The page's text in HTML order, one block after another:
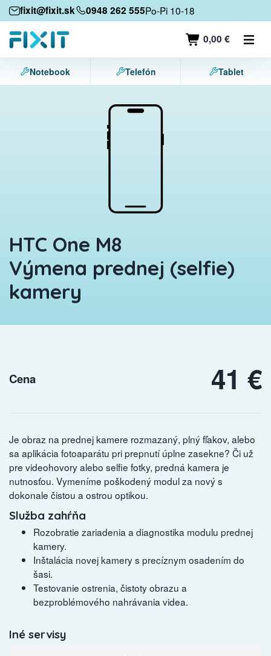
fixit@fixit.sk 0948 262 555Po-Pi 10-18
0,00 €
Mobilné zariadenia
Mobilné telefóny
Tablety
Notebook Telefón Tablet
HTC One M8
Výmena prednej (selfie)
kamery
Cena 41 €
Je obraz na prednej kamere rozmazaný, plný fľakov, alebo
sa aplikácia fotoaparátu pri prepnutí úplne zasekne? Či už
pre videohovory alebo selfie fotky, predná kamera je
nutnosťou. Vymeníme poškodený modul za nový s
dokonale čistou a ostrou optikou.
Služba zahŕňa
Rozobratie zariadenia a diagnostika modulu prednej
kamery.
Inštalácia novej kamery s precíznym osadením do
šasi.
Testovanie ostrenia, čistoty obrazu a
bezproblémového nahrávania videa.
Iné servisy